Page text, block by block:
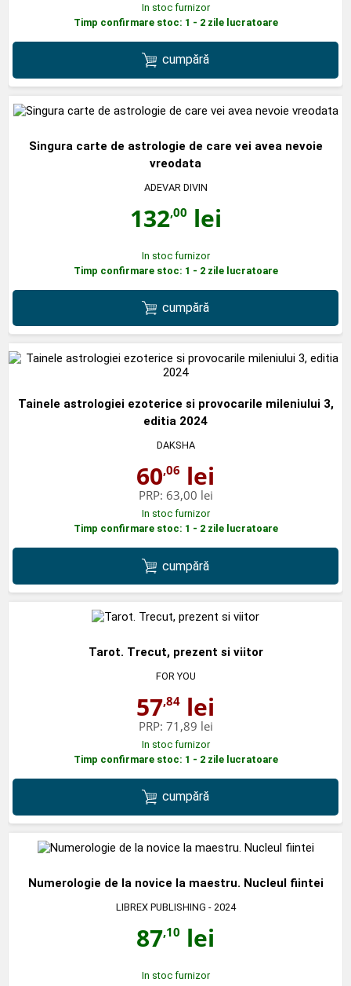
In stoc furnizor
Timp confirmare stoc: 1 - 2 zile lucratoare
cumpără
Singura carte de astrologie de care vei avea nevoie
vreodata
ADEVAR DIVIN
132,00 lei
In stoc furnizor
Timp confirmare stoc: 1 - 2 zile lucratoare
cumpără
Tainele astrologiei ezoterice si provocarile mileniului 3,
editia 2024
DAKSHA
60,06 lei
PRP: 63,00 lei
In stoc furnizor
Timp confirmare stoc: 1 - 2 zile lucratoare
cumpără
Tarot. Trecut, prezent si viitor
FOR YOU
57,84 lei
PRP: 71,89 lei
In stoc furnizor
Timp confirmare stoc: 1 - 2 zile lucratoare
cumpără
Numerologie de la novice la maestru. Nucleul fiintei
LIBREX PUBLISHING - 2024
87,10 lei
In stoc furnizor